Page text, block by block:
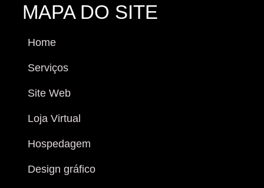
MAPA DO SITE
Home
Serviços
Site Web
Loja Virtual
Hospedagem
Design gráfico